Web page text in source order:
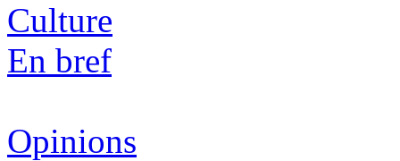
Culture
En bref
Opinions